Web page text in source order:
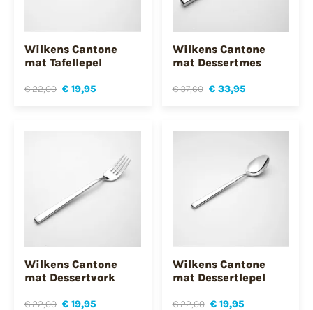
Wilkens Cantone
mat Tafellepel
€ 22,00 € 19,95
Wilkens Cantone
mat Dessertmes
€ 37,60 € 33,95
Wilkens Cantone
mat Dessertvork
€ 22,00 € 19,95
Wilkens Cantone
mat Dessertlepel
€ 22,00 € 19,95